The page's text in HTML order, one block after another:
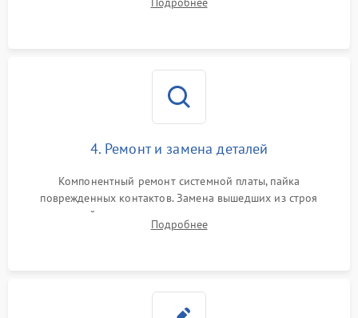
всасывания. Оценка состояния оптических и инфракрасных
4. Ремонт и замена деталей
Компонентный ремонт системной платы, пайка
поврежденных контактов. Замена вышедших из строя
двигателей, изношенного аккумулятора, неисправного
лидара или помпы подачи воды. Восстановление шлейфов и
Подробнее